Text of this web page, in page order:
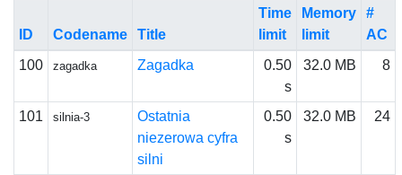
ID Codename Title
Time
limit
Memory
limit
#
AC
100
zagadka Zagadka
0.50
s
32.0 MB 8
101 silnia-3
Ostatnia
niezerowa cyfra
silni
0.50
s
32.0 MB 24